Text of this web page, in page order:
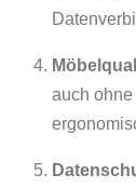
auch